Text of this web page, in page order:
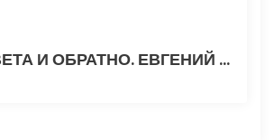
ВОКРУГ СВЕТА И ОБРАТНО. ЕВГЕНИЙ ГВОЗДЕВ. Часть 1